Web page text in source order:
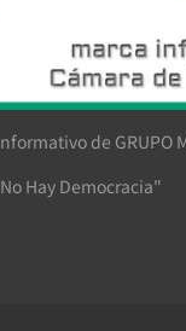
de GRUPO
Hay Democracia"